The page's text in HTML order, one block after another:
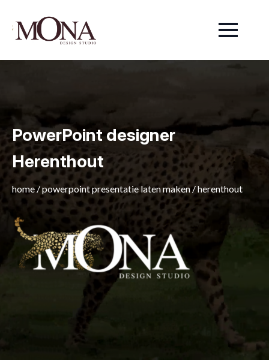
PowerPoint designer
Herenthout
home /powerpoint presentatie laten maken/herenthout